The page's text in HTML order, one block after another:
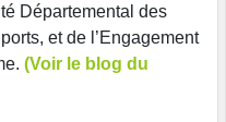
Départemental des
et de l’Engagement
(Voir le blog du